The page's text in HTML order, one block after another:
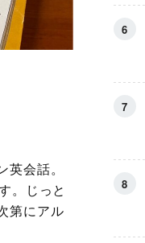
会話。
。じっと
第にアル